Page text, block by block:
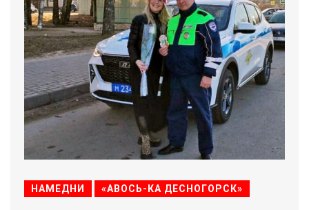
НАМЕДНИ «АВОСЬ-КА ДЕСНОГОРСК»